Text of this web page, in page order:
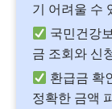
기 어려울 수
국민건강
금 조회와 신
환급금 확
정확한 금액